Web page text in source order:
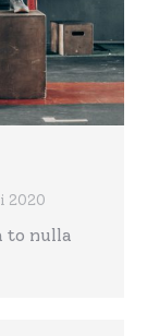
2020
to nulla